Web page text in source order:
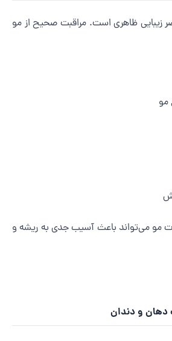
ظاهری است. مراقبت صحیح از مو
می‌تواند باعث آسیب جدی به ریشه و